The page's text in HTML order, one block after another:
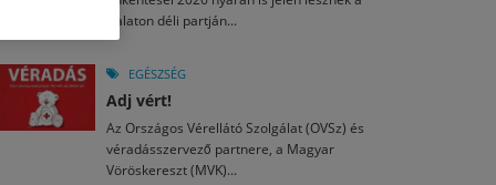
2026. JÚL. 15.
nézők 10 kedvenc filmje 2026 első félévében
2026. JÚL. 3.
án hozzánk is megérkezik a Rocktábor
2026. JÚL. 29.
a jubileumi Művészetek Völgye – még öt
kulturális ünnep
Fesztivál 2026
egy mese: 30 napos mesekihívást indít a Libri
2026. MÁJ. 11.
László kapta az Artisjus Irodalmi Nagydíjat
Balaton déli partján...
EGÉSZSÉG
Adj vért!
Az Országos Vérellátó Szolgálat (OVSz) és
véradásszervező partnere, a Magyar
Vöröskereszt (MVK)...